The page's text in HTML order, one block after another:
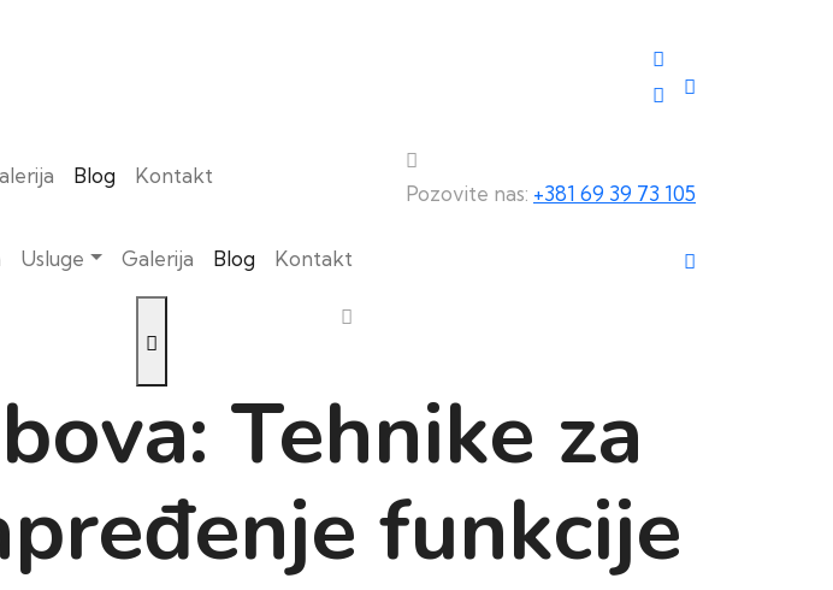
Blog Kontakt
Pozovite nas: +381 69 39 73 105
Usluge Galerija Blog Kontakt
Tehnike za
funkcije